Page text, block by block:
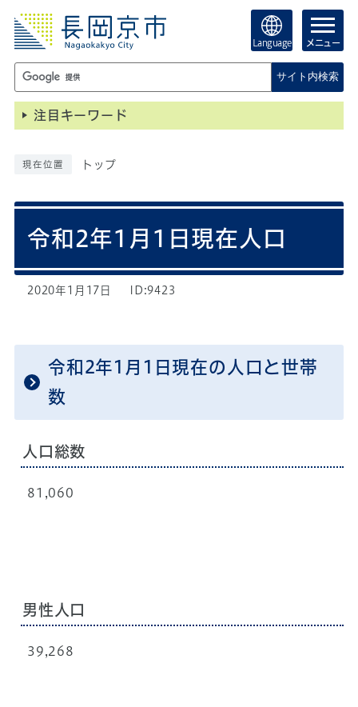
Language メニュー
サイト内検索
注目キーワード
現在位置 トップ
令和2年1月1日現在人口
2020年1月17日 ID:9423
令和2年1月1日現在の人口と世帯
数
人口総数
81,060
男性人口
39,268